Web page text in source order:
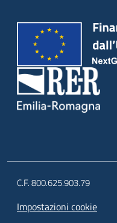
C.F. 800.625.903.79
Impostazioni cookie